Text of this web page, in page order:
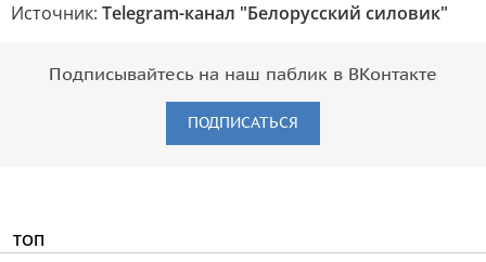
Источник: Telegram-канал "Белорусский силовик"
Подписывайтесь на наш паблик в ВКонтакте
ПОДПИСАТЬСЯ
ТОП